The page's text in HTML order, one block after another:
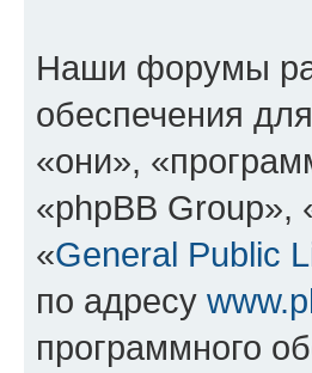
Наши форумы
обеспечения
«они»,
«phpBB Group»,
«General Public
по адресу
программного